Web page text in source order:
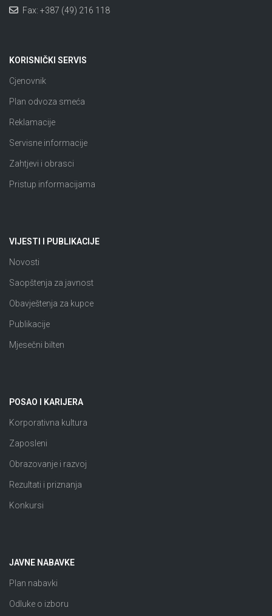
Fax: +387 (49) 216 118
KORISNIČKI SERVIS
Cjenovnik
Plan odvoza smeća
Reklamacije
Servisne informacije
Zahtjevi i obrasci
Pristup informacijama
VIJESTI I PUBLIKACIJE
Novosti
Saopštenja za javnost
Obavještenja za kupce
Publikacije
Mjesečni bilten
POSAO I KARIJERA
Korporativna kultura
Zaposleni
Obrazovanje i razvoj
Rezultati i priznanja
Konkursi
JAVNE NABAVKE
Plan nabavki
Odluke o izboru